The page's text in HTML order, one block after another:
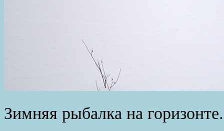
Зимняя рыбалка на горизонте.